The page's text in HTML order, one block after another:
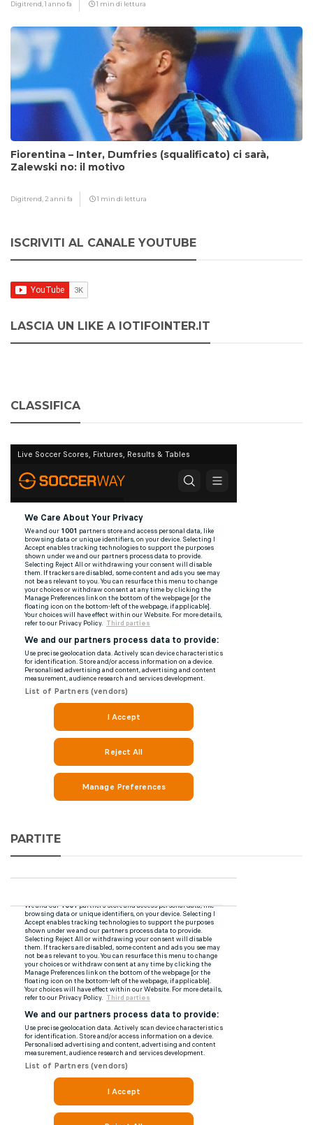
Digitrend,1 anno fa 1 min di lettura
Fiorentina – Inter, Dumfries (squalificato) ci sarà,
Zalewski no: il motivo
Digitrend, 2 anni fa 1 min di lettura
ISCRIVITI AL CANALE YOUTUBE
LASCIA UN LIKE A IOTIFOINTER.IT
CLASSIFICA
PARTITE